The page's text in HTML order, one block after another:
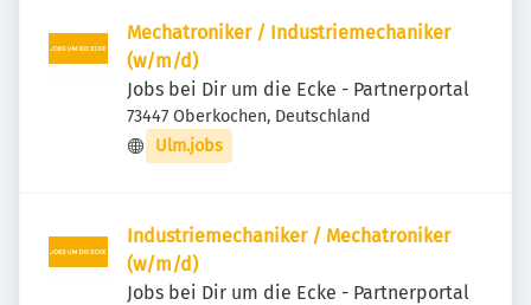
Mechatroniker / Industriemechaniker
(w/m/d)
Jobs bei Dir um die Ecke - Partnerportal
73447 Oberkochen, Deutschland
Ulm.jobs
Industriemechaniker / Mechatroniker
(w/m/d)
Jobs bei Dir um die Ecke - Partnerportal